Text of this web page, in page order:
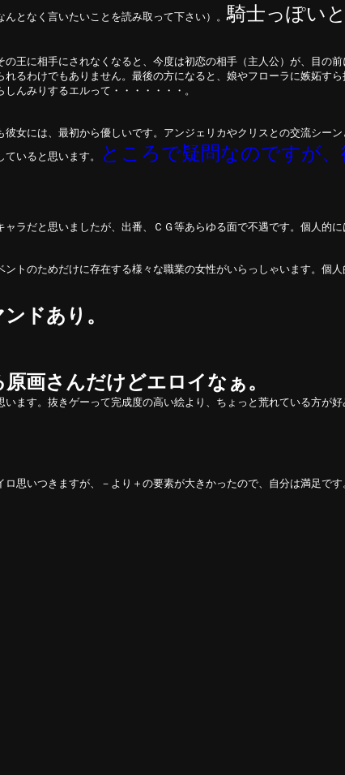
となく言いたいことを読み取って下さい）。騎士っぽい
王に相手にされなくなると、今度は初恋の相手（主人公）が、目の
るわけでもありません。最後の方になると、娘やフローラに嫉妬す
んみりするエルって・・・・・・・。
女には、最初から優しいです。アンジェリカやクリスとの交流シ
いると思います。
ところで疑問なのですが
ラだと思いましたが、出番、ＣＧ等あらゆる面で不遇です。個人
トのためだけに存在する様々な職業の女性がいらっしゃいます。個人
ドあり。
画さんだけどエロイなぁ。
ます。抜きゲーって完成度の高い絵より、ちょっと荒れている方が好
思いつきますが、－より＋の要素が大きかったので、自分は満足です